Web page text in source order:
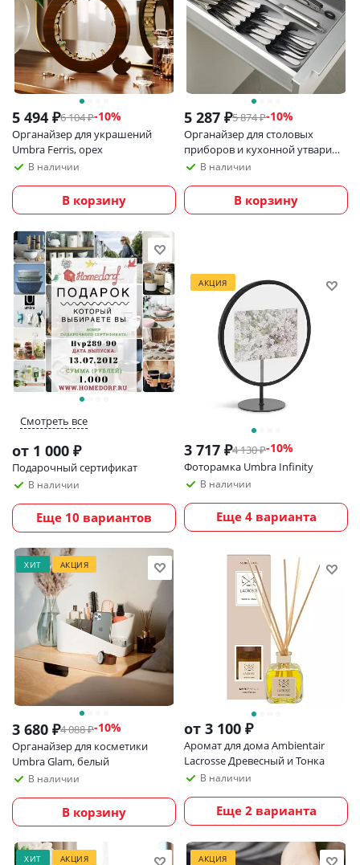
5 494 ₽6 104₽-10%
Органайзер для украшений
Umbra Ferris, орех
В наличии
В корзину
5 287 ₽5 874₽-10%
Органайзер для столовых
приборов и кухонной утвари
Joseph Joseph DrawerStore
В наличии
В корзину
Смотреть все
от 1 000 ₽
Подарочный сертификат
В наличии
Еще 10 вариантов
АКЦИЯ
3 717 ₽4 130₽-10%
Фоторамка Umbra Infinity
В наличии
Еще 4 варианта
ХИТ АКЦИЯ
3 680 ₽4 088₽-10%
Органайзер для косметики
Umbra Glam, белый
В наличии
В корзину
от 3 100 ₽
Аромат для дома Ambientair
Lacrosse Древесный и Тонка
В наличии
Еще 2 варианта
ХИТ АКЦИЯ АКЦИЯ